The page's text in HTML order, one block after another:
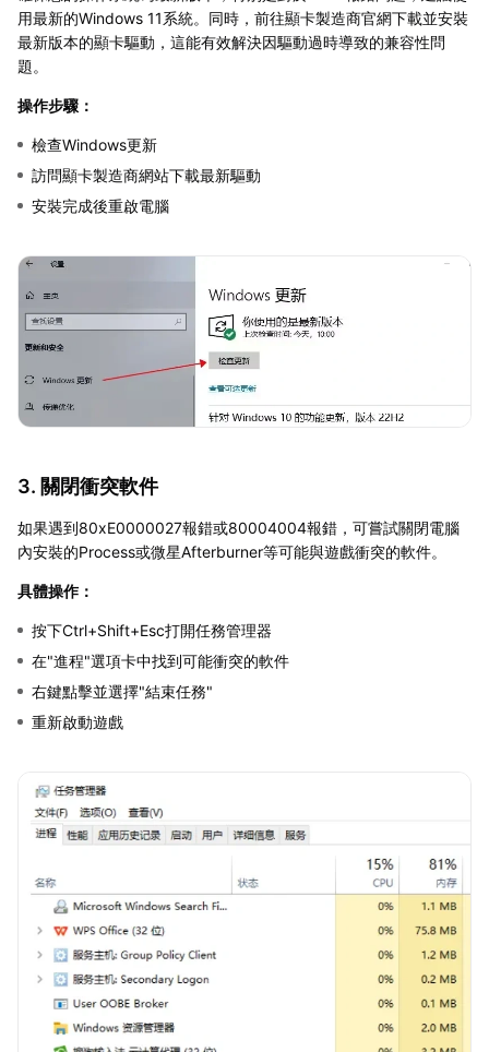
用最新的Windows 11系統。同時，前往顯卡製造商官網下載並安裝
最新版本的顯卡驅動，這能有效解決因驅動過時導致的兼容性問
題。
操作步驟：
檢查Windows更新
訪問顯卡製造商網站下載最新驅動
安裝完成後重啟電腦
3. 關閉衝突軟件
如果遇到80xE0000027報錯或80004004報錯，可嘗試關閉電腦
內安裝的Process或微星Afterburner等可能與遊戲衝突的軟件。
具體操作：
按下Ctrl+Shift+Esc打開任務管理器
在"進程"選項卡中找到可能衝突的軟件
右鍵點擊並選擇"結束任務"
重新啟動遊戲